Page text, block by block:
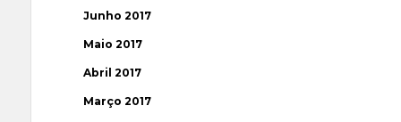
Junho 2017
Maio 2017
Abril 2017
Março 2017